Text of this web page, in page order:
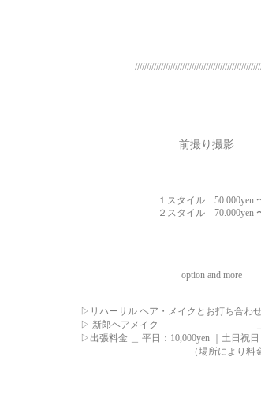
前撮り撮影
１スタイル 50.000yen
２スタイル 70.000yen
​option and more​
▷リハーサル ヘア・メイクと お打ち合わ
▷ 新郎ヘアメイク ＿
▷出張料金 ＿ 平日：10,000yen ｜ 土日祝日
（場所により料金が異な